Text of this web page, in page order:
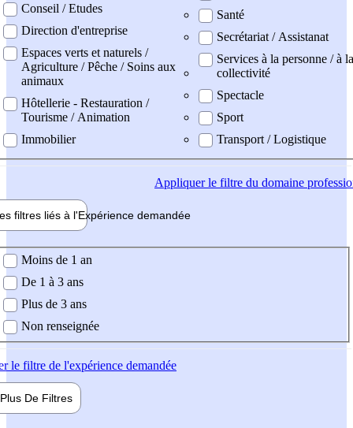
Conseil / Etudes
Direction d'entreprise
Espaces verts et naturels /
Agriculture / Pêche / Soins aux
animaux
Hôtellerie - Restauration /
Tourisme / Animation
Immobilier
Santé
Secrétariat / Assistanat
Services à la personne / à la
collectivité
Spectacle
Sport
Transport / Logistique
Appliquerle filtre du domaine
filtres liés à l'Expérience demandée
demandée
Moins de 1 an
De 1 à 3 ans
Plus de 3 ans
Non renseignée
le filtre de l'expérience demandée
Plus De Filtres